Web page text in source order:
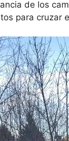
de los
para cruzar